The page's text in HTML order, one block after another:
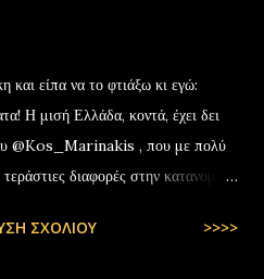
και είπα να το φτιάξω κι εγώ:
Η μισή Ελλάδα, κοντά, έχει δει
@Kos_Marinakis , που με πολύ
διαφορές στην κατανομή
July 11, 2025
ΣΧΟΛΊΟΥ >>>>